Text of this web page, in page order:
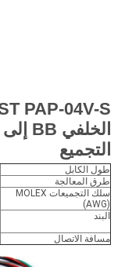
الخلفي BB إلى INNOLUX 15.6 كابل
التجميع
طول الكابل
طرق المعالجة
سلك التجميعات MOLEX
(AWG)
البند
مسافة الاتصال